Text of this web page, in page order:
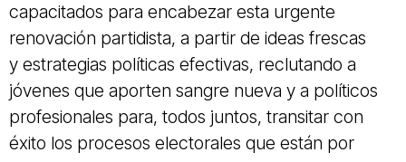
capacitados para encabezar esta urgente
renovación partidista, a partir de ideas frescas
y estrategias políticas efectivas, reclutando a
jóvenes que aporten sangre nueva y a políticos
profesionales para, todos juntos, transitar con
éxito los procesos electorales que están por